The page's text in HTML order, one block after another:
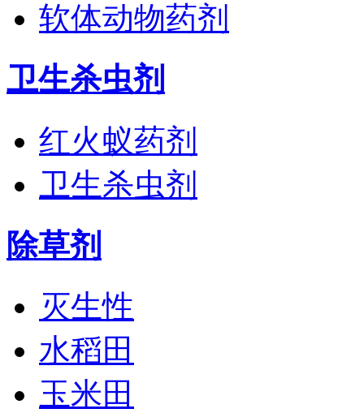
软体动物药剂
卫生杀虫剂
红火蚁药剂
卫生杀虫剂
除草剂
灭生性
水稻田
玉米田